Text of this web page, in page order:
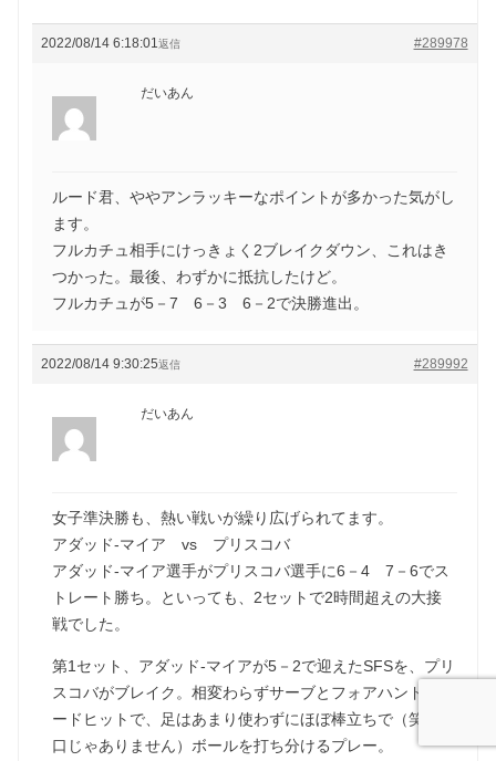
2022/08/14 6:18:01 #289978
返信
だいあん
ルード君、ややアンラッキーなポイントが多かった気がし
ます。
フルカチュ相手にけっきょく2ブレイクダウン、これはき
つかった。最後、わずかに抵抗したけど。
フルカチュが5－7 6－3 6－2で決勝進出。
2022/08/14 9:30:25 #289992
返信
だいあん
女子準決勝も、熱い戦いが繰り広げられてます。
アダッド‐マイア vs プリスコバ
アダッド‐マイア選手がプリスコバ選手に6－4 7－6でス
トレート勝ち。といっても、2セットで2時間超えの大接
戦でした。
第1セット、アダッド‐マイアが5－2で迎えたSFSを、プリ
スコバがブレイク。相変わらずサーブとフォアハンドのハ
ードヒットで、足はあまり使わずにほぼ棒立ちで（笑、悪
口じゃありません）ボールを打ち分けるプレー。